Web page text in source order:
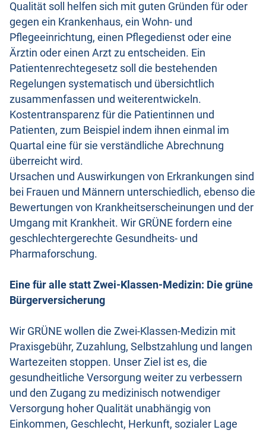
Qualität soll helfen sich mit guten Gründen für oder
gegen ein Krankenhaus, ein Wohn- und
Pflegeeinrichtung, einen Pflegedienst oder eine
Ärztin oder einen Arzt zu entscheiden. Ein
Patientenrechtegesetz soll die bestehenden
Regelungen systematisch und übersichtlich
zusammenfassen und weiterentwickeln.
Kostentransparenz für die Patientinnen und
Patienten, zum Beispiel indem ihnen einmal im
Quartal eine für sie verständliche Abrechnung
überreicht wird.
Ursachen und Auswirkungen von Erkrankungen sind
bei Frauen und Männern unterschiedlich, ebenso die
Bewertungen von Krankheitserscheinungen und der
Umgang mit Krankheit. Wir GRÜNE fordern eine
geschlechtergerechte Gesundheits- und
Pharmaforschung.
Eine für alle statt Zwei-Klassen-Medizin: Die grüne
Bürgerversicherung
Wir GRÜNE wollen die Zwei-Klassen-Medizin mit
Praxisgebühr, Zuzahlung, Selbstzahlung und langen
Wartezeiten stoppen. Unser Ziel ist es, die
gesundheitliche Versorgung weiter zu verbessern
und den Zugang zu medizinisch notwendiger
Versorgung hoher Qualität unabhängig von
Einkommen, Geschlecht, Herkunft, sozialer Lage